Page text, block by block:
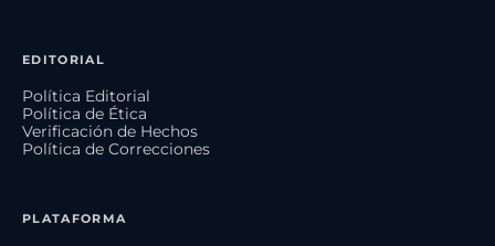
EDITORIAL
Política Editorial
Política de Ética
Verificación de Hechos
Política de Correcciones
PLATAFORMA